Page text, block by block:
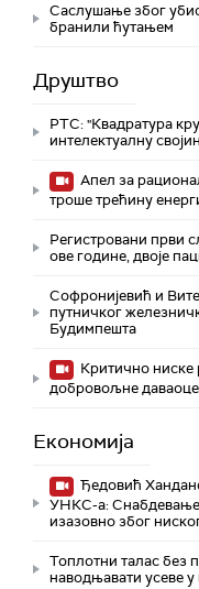
Саслушање због
бранили ћутањем
Друштво
РТС: "Квадратура
интелектуалну
Апел за
троше трећину
Регистровани први
ове године, двоје
Софронијевић и
путничког
Будимпешта
Критично ниске
добровољне даваоце
Економија
Ђедовић
УНКС-а:
изазовно због
Топлотни талас без
наводњавати усеве